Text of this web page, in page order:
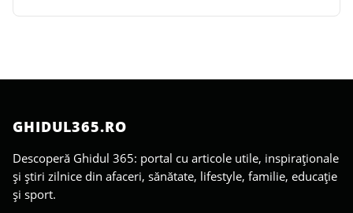
GHIDUL365.RO
Descoperă Ghidul 365: portal cu articole utile, inspiraționale
și știri zilnice din afaceri, sănătate, lifestyle, familie, educație
și sport.